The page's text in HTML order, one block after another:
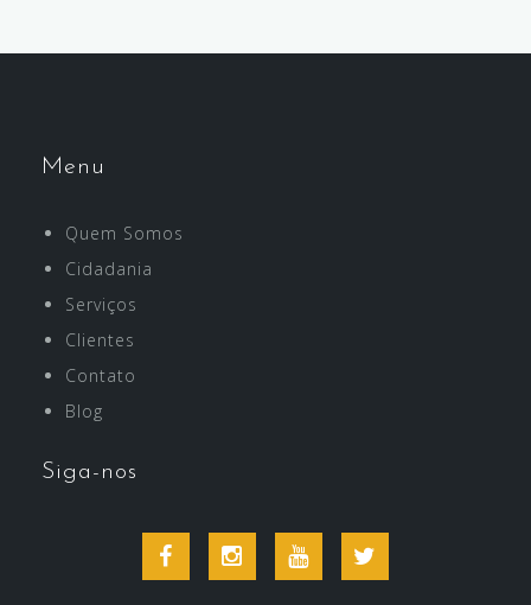
Menu
Quem Somos
Cidadania
Serviços
Clientes
Contato
Blog
Siga-nos
Facebook InstagramYoutube